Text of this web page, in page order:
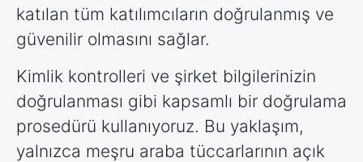
katılan tüm katılımcıların doğrulanmış ve
güvenilir olmasını sağlar.
Kimlik kontrolleri ve şirket bilgilerinizin
doğrulanması gibi kapsamlı bir doğrulama
prosedürü kullanıyoruz. Bu yaklaşım,
yalnızca meşru araba tüccarlarının açık